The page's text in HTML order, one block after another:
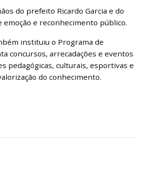
do prefeito Ricardo Garcia e do
e reconhecimento público.
instituiu o Programa de
concursos, arrecadações e eventos
pedagógicas, culturais, esportivas e
do conhecimento.